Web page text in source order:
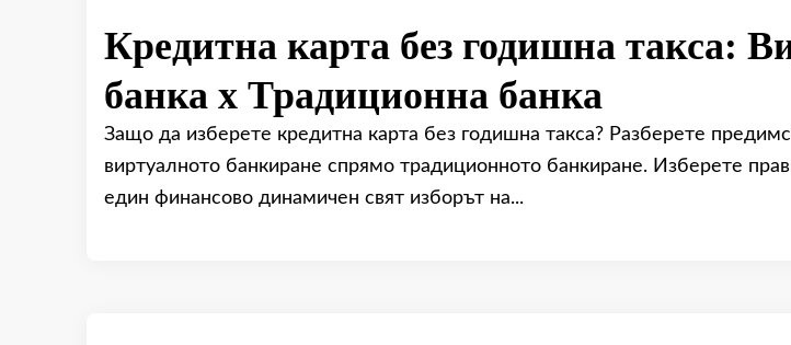
Кредитна карта без годишна такса:
банка x Традиционна банка
Защо да изберете кредитна карта без годишна такса? Разберете
виртуалното банкиране спрямо традиционното банкиране. Изберете
един финансово динамичен свят изборът на...